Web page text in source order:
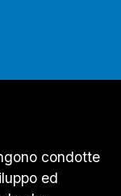
condotte
ed